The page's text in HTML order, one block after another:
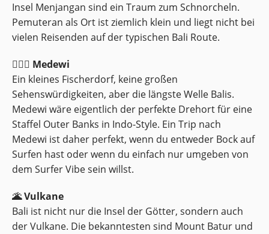
Insel Menjangan sind ein Traum zum Schnorcheln.
Pemuteran als Ort ist ziemlich klein und liegt nicht bei
vielen Reisenden auf der typischen Bali Route.
🏄🏻‍♂️ Medewi
Ein kleines Fischerdorf, keine großen
Sehenswürdigkeiten, aber die längste Welle Balis.
Medewi wäre eigentlich der perfekte Drehort für eine
Staffel Outer Banks in Indo-Style. Ein Trip nach
Medewi ist daher perfekt, wenn du entweder Bock auf
Surfen hast oder wenn du einfach nur umgeben von
dem Surfer Vibe sein willst.
🌋 Vulkane
Bali ist nicht nur die Insel der Götter, sondern auch
der Vulkane. Die bekanntesten sind Mount Batur und